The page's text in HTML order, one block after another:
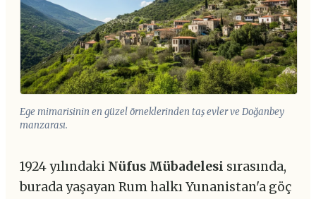
Ege mimarisinin en güzel örneklerinden taş evler ve Doğanbey
manzarası.
1924 yılındaki Nüfus Mübadelesi sırasında,
burada yaşayan Rum halkı Yunanistan'a göç